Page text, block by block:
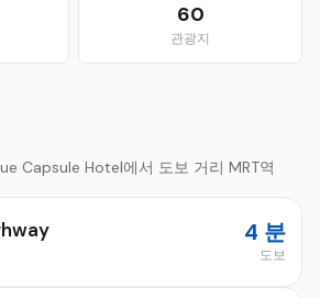
60
관광지
Capsule Hotel에서 도보 거리 MRT역
4 분
도보